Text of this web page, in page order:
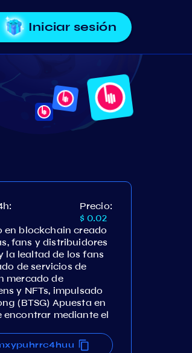
Iniciar sesión
Precio:
$ 0.02
en blockchain creado
fans y distribuidores
la lealtad de los fans
de servicios de
mercado de
y NFTs, impulsado
(BTSG) Apuesta en
encontrar mediante el